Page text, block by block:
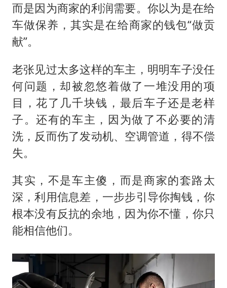
而是因为商家的利润需要。你以为是在给
车做保养，其实是在给商家的钱包“做贡
献”。
老张见过太多这样的车主，明明车子没任
何问题，却被忽悠着做了一堆没用的项
目，花了几千块钱，最后车子还是老样
子。还有的车主，因为做了不必要的清
洗，反而伤了发动机、空调管道，得不偿
失。
其实，不是车主傻，而是商家的套路太
深，利用信息差，一步步引导你掏钱，你
根本没有反抗的余地，因为你不懂，你只
能相信他们。